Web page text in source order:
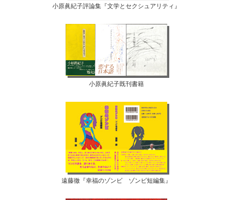
小原眞紀子評論集『文学とセクシュアリティ』
小原眞紀子既刊書籍
遠藤徹『幸福のゾンビ ゾンビ短編集』